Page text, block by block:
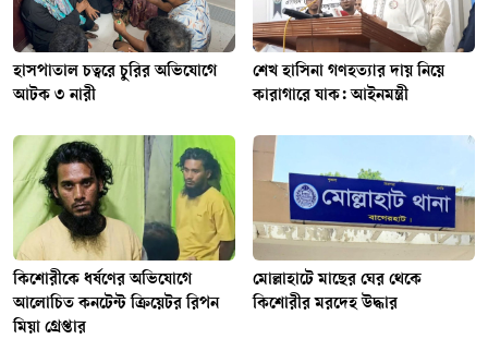
হাসপাতাল চত্বরে চুরির অভিযোগে
আটক ৩ নারী
শেখ হাসিনা গণহত্যার দায় নিয়ে
কারাগারে যাক: আইনমন্ত্রী
কিশোরীকে ধর্ষণের অভিযোগে
আলোচিত কনটেন্ট ক্রিয়েটর রিপন
মিয়া গ্রেপ্তার
মোল্লাহাটে মাছের ঘের থেকে
কিশোরীর মরদেহ উদ্ধার